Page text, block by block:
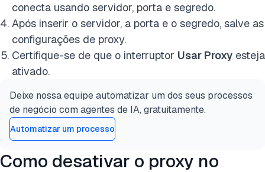
conecta usando servidor, porta e segredo.
Após inserir o servidor, a porta e o segredo, salve as
configurações de proxy.
Certifique-se de que o interruptor Usar Proxy esteja
ativado.
Deixe nossa equipe automatizar um dos seus processos
de negócio com agentes de IA, gratuitamente.
Automatizar um processo
Como desativar o proxy no